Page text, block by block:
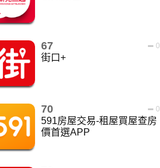
67 0
街口+
70 0
591房屋交易-租屋買屋查房
價首選APP